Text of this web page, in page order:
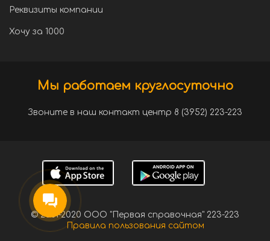
Реквизиты компании
Хочу за 1000
Мы работаем круглосуточно
Звоните в наш контакт центр 8 (3952) 223-223
© 2001-2020 ООО "Первая справочная" 223-223
Правила пользования сайтом